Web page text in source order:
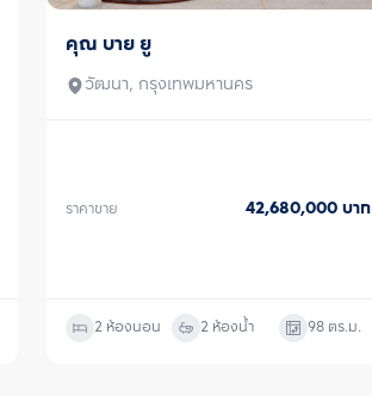
ขาย
คุณ บาย ยู
วัฒนา, กรุงเทพมหานคร
ราคาขาย 42,680,000บาท
2 ห้องนอน 2 ห้องน้ำ 98 ตร.ม.